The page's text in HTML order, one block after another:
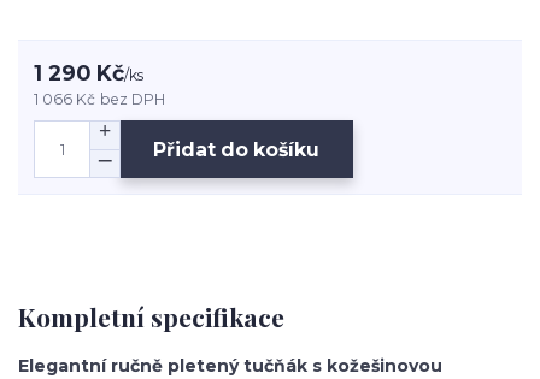
1 290 Kč/ks
1 066 Kč bez DPH
Přidat do košíku
Kompletní specifikace
Elegantní ručně pletený tučňák s kožešinovou